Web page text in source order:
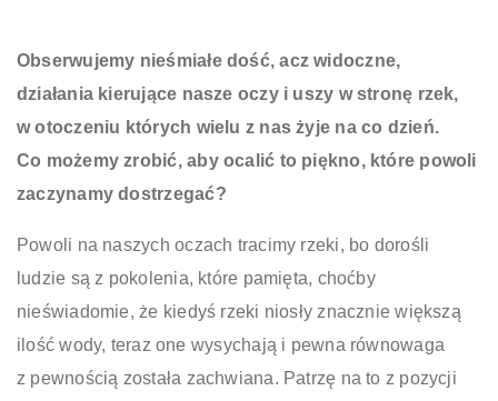
Obserwujemy nieśmiałe dość, acz widoczne,
działania kierujące nasze oczy i uszy w stronę rzek,
w otoczeniu których wielu z nas żyje na co dzień.
Co możemy zrobić, aby ocalić to piękno, które powoli
zaczynamy dostrzegać?
Powoli na naszych oczach tracimy rzeki, bo dorośli
ludzie są z pokolenia, które pamięta, choćby
nieświadomie, że kiedyś rzeki niosły znacznie większą
ilość wody, teraz one wysychają i pewna równowaga
z pewnością została zachwiana. Patrzę na to z pozycji